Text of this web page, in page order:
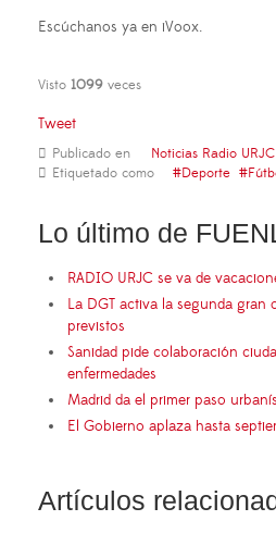
Escúchanos ya en iVoox.
Visto 1099 veces
Tweet
Publicado en
Noticias Radio URJC
Etiquetado como
Deporte
Lo último de
RADIO URJC se va de
La DGT activa la segunda
previstos
Sanidad pide colaboración
enfermedades
Madrid da el primer paso
El Gobierno aplaza hasta
Artículos